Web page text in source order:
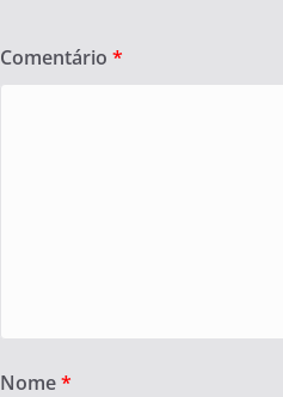
Comentário *
Nome*